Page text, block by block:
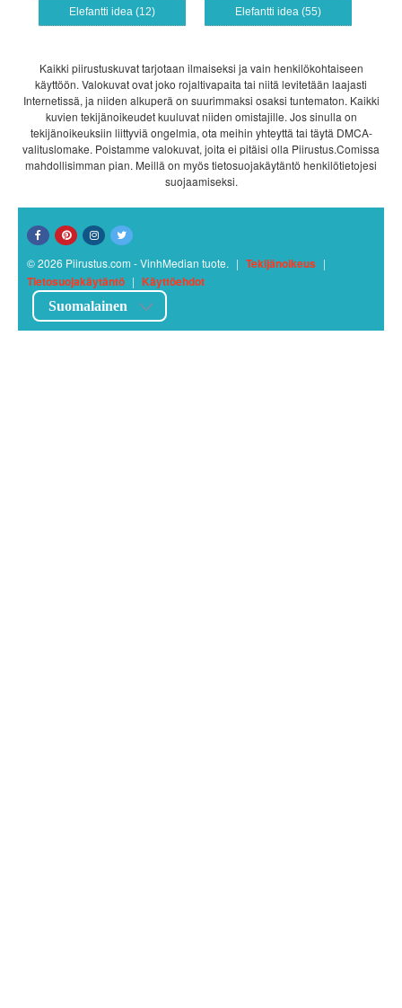
Elefantti idea (12) Elefantti idea (55)
Kaikki piirustuskuvat tarjotaan ilmaiseksi ja vain henkilökohtaiseen
käyttöön. Valokuvat ovat joko rojaltivapaita tai niitä levitetään laajasti
Internetissä, ja niiden alkuperä on suurimmaksi osaksi tuntematon. Kaikki
kuvien tekijänoikeudet kuuluvat niiden omistajille. Jos sinulla on
tekijänoikeuksiin liittyviä ongelmia, ota meihin yhteyttä tai täytä DMCA-
valituslomake. Poistamme valokuvat, joita ei pitäisi olla Piirustus.Comissa
mahdollisimman pian. Meillä on myös tietosuojakäytäntö henkilötietojesi
suojaamiseksi.
© 2026 Piirustus.com - VinhMedian tuote. | Tekijänoikeus |
Tietosuojakäytäntö | Käyttöehdot
Suomalainen